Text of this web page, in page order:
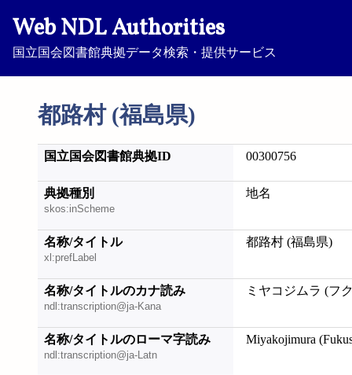
Web NDL Authorities
国立国会図書館典拠データ検索・提供サービス
都路村 (福島県)
国立国会図書館典拠ID 00300756
典拠種別
skos:inScheme
地名
名称/タイトル
xl:prefLabel
都路村 (福島県)
名称/タイトルのカナ読み
ndl:transcription@ja-Kana
ミヤコジムラ (フ
名称/タイトルのローマ字読み
ndl:transcription@ja-Latn
Miyakojimura